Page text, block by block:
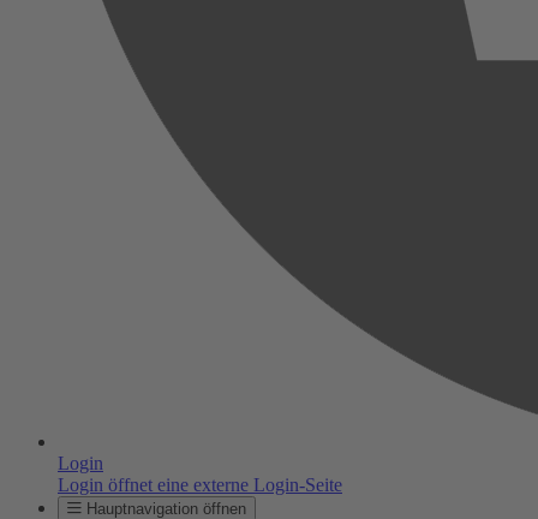
Login
Login öffnet eine externe Login-Seite
Hauptnavigation öffnen